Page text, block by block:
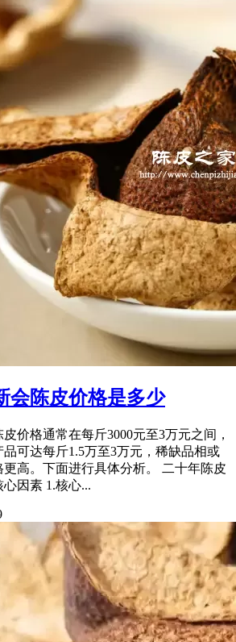
会陈皮价格是多少
价格通常在每斤3000元至3万元之间，
可达每斤1.5万至3万元，稀缺品相或
高。下面进行具体分析。 二十年陈皮
因素 1.核心...